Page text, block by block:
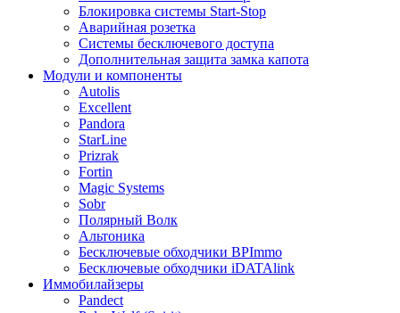
Блокировка системы Start-Stop
Аварийная розетка
Системы бесключевого доступа
Дополнительная защита замка капота
Модули и компоненты
Autolis
Excellent
Pandora
StarLine
Prizrak
Fortin
Magic Systems
Sobr
Полярный Волк
Альтоника
Бесключевые обходчики BPImmo
Бесключевые обходчики iDATAlink
Иммобилайзеры
Pandect